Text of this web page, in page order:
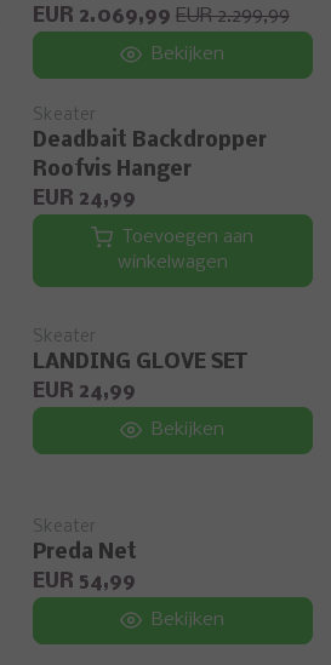
EUR 2.069,99 EUR 2.299,99
Bekijken
Skeater
Deadbait Backdropper
Roofvis Hanger
EUR 24,99
Toevoegen aan
winkelwagen
Skeater
LANDING GLOVE SET
EUR 24,99
Bekijken
Skeater
Preda Net
EUR 54,99
Bekijken